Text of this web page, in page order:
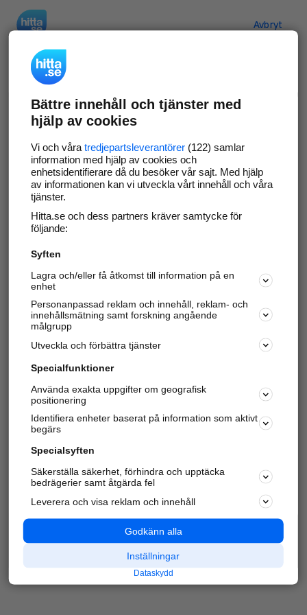
Avbryt
Verifiera ditt företag
Gör som 69 561företag
företagssida på hitta.se och syns bättre mot
kunder i ditt närområde. Helt kostnadsfritt.
Uppdatera din företagsinformation
Svara på och hantera dina omdömen
Har du redan verifierat ditt företag? Logga in
Varje vecka besöker du och4 miljoner
andra
härliga användare oss för att hitta rätt lokal
information om företag, privatpersoner och
platser.
Bättre innehåll och tjänster med
hjälp av cookies
Vi och våra tredjepartsleverantörer(122) samlar
information med hjälp av cookies och
enhetsidentifierare då du besöker vår sajt. Med hjälp
av informationen kan vi utveckla vårt innehåll och våra
tjänster.
Hitta.se och dess partners kräver samtycke för
följande:
Syften
Lagra och/eller få åtkomst till information på en
enhet
Personanpassad reklam och innehåll, reklam- och
innehållsmätning samt forskning angående
målgrupp
Utveckla och förbättra tjänster
Specialfunktioner
Använda exakta uppgifter om geografisk
positionering
Identifiera enheter baserat på information som aktivt
begärs
Specialsyften
Säkerställa säkerhet, förhindra och upptäcka
bedrägerier samt åtgärda fel
Leverera och visa reklam och innehåll
Godkänn alla
Inställningar
Dataskydd